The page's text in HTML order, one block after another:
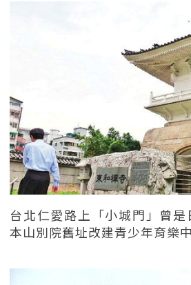
台北仁愛路上「小城門」曾
本山別院舊址改建青少年育樂